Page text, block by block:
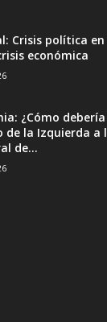
Crisis política
económica
¿Cómo
de la Izquierda a
de...